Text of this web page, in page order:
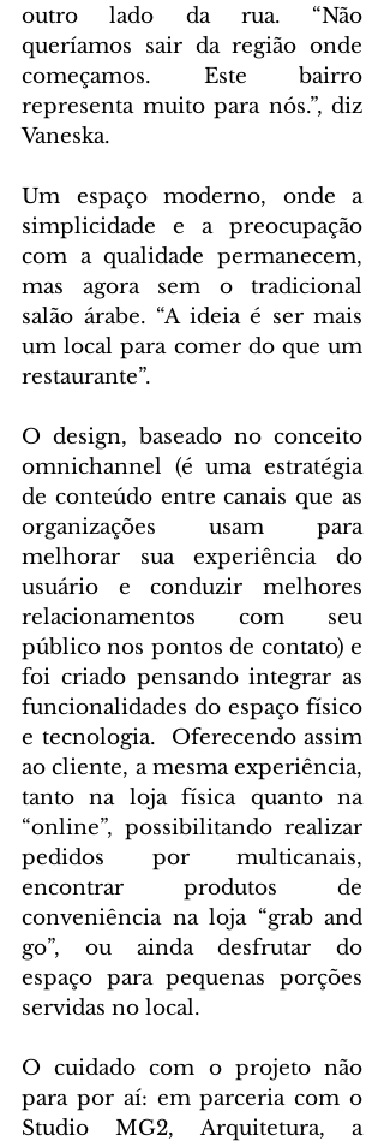
outro lado da rua. “Não
queríamos sair da região onde
começamos. Este bairro
representa muito para nós.”, diz
Vaneska.
Um espaço moderno, onde a
simplicidade e a preocupação
com a qualidade permanecem,
mas agora sem o tradicional
salão árabe. “A ideia é ser mais
um local para comer do que um
restaurante”.
O design, baseado no conceito
omnichannel (é uma estratégia
de conteúdo entre canais que as
organizações usam para
melhorar sua experiência do
usuário e conduzir melhores
relacionamentos com seu
público nos pontos de contato) e
foi criado pensando integrar as
funcionalidades do espaço físico
e tecnologia.  Oferecendo assim
ao cliente, a mesma experiência,
tanto na loja física quanto na
“online”, possibilitando realizar
pedidos por multicanais,
encontrar produtos de
conveniência na loja “grab and
go”, ou ainda desfrutar do
espaço para pequenas porções
servidas no local.
O cuidado com o projeto não
para por aí: em parceria com o
Studio MG2, Arquitetura, a